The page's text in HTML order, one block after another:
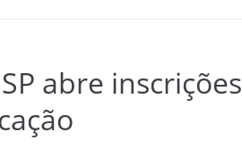
abre inscrições